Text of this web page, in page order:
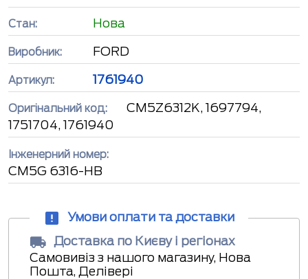
Стан: Нова
Виробник: FORD
Артикул: 1761940
Оригінальний код:
CM5Z6312K, 1697794,
1751704, 1761940
Інженерний номер:
CM5G 6316-HB
Умови оплати та доставки
Доставка по Києву і регіонах
Самовивіз з нашого магазину, Нова
Пошта, Делівері